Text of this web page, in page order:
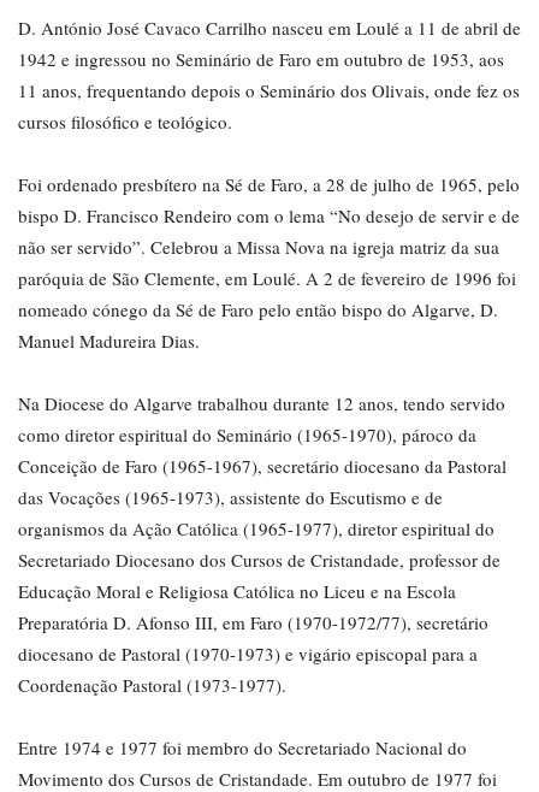
D. António José Cavaco Carrilho nasceu em Loulé a 11 de abril de
1942 e ingressou no Seminário de Faro em outubro de 1953, aos
11 anos, frequentando depois o Seminário dos Olivais, onde fez os
cursos filosófico e teológico.
Foi ordenado presbítero na Sé de Faro, a 28 de julho de 1965, pelo
bispo D. Francisco Rendeiro com o lema “No desejo de servir e de
não ser servido”. Celebrou a Missa Nova na igreja matriz da sua
paróquia de São Clemente, em Loulé. A 2 de fevereiro de 1996 foi
nomeado cónego da Sé de Faro pelo então bispo do Algarve, D.
Manuel Madureira Dias.
Na Diocese do Algarve trabalhou durante 12 anos, tendo servido
como diretor espiritual do Seminário (1965-1970), pároco da
Conceição de Faro (1965-1967), secretário diocesano da Pastoral
das Vocações (1965-1973), assistente do Escutismo e de
organismos da Ação Católica (1965-1977), diretor espiritual do
Secretariado Diocesano dos Cursos de Cristandade, professor de
Educação Moral e Religiosa Católica no Liceu e na Escola
Preparatória D. Afonso III, em Faro (1970-1972/77), secretário
diocesano de Pastoral (1970-1973) e vigário episcopal para a
Coordenação Pastoral (1973-1977).
Entre 1974 e 1977 foi membro do Secretariado Nacional do
Movimento dos Cursos de Cristandade. Em outubro de 1977 foi